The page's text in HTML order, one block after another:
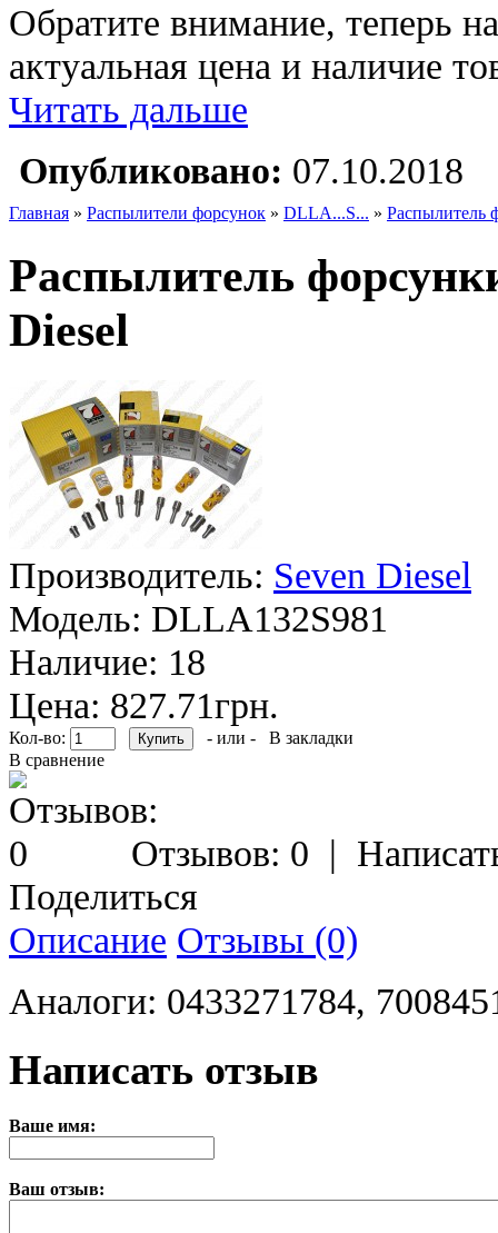
Обратите внимание, теперь
актуальная цена и наличие
Читать дальше
Опубликовано: 07.10.2018
Главная » Распылители форсунок » DLLA...S... » Распылитель
Распылитель
Diesel
Производитель: Seven Diesel
Модель: DLLA132S981
Наличие: 18
Цена: 827.71грн.
Кол-во: - или -
В закладки
В сравнение
Отзывов: 0 |
Поделиться
Описание Отзывы (0)
Аналоги: 0433271784,
Написать отзыв
Ваше имя:
Ваш отзыв: